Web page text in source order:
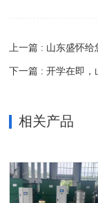
上一篇 : 山东盛怀
下一篇 : 开学在即
相关产品